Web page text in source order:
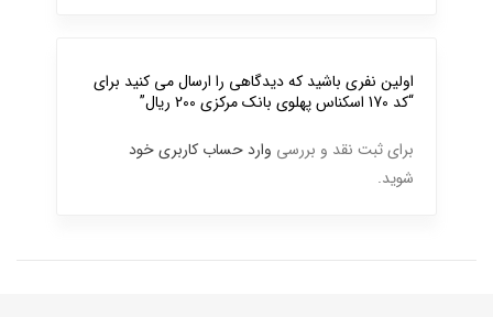
اولین نفری باشید که دیدگاهی را ارسال می کنید برای
“کد 170 اسکناس پهلوی بانک مرکزی 200 ریال”
برای ثبت نقد و بررسی وارد حساب کاربری خود
شوید.